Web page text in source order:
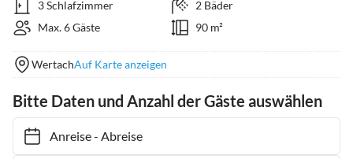
3 Schlafzimmer
2 Bäder
Max. 6 Gäste
90 m²
WertachAuf Karte anzeigen
Bitte Daten und Anzahl der Gäste auswählen
Anreise- Abreise